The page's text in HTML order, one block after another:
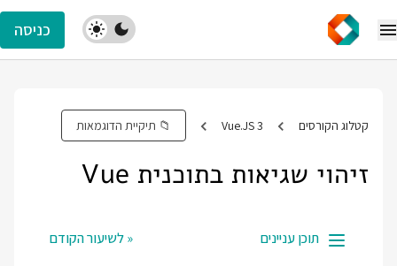
כניסה
קטלוג הקורסים Vue.JS 3 📁 תיקיית הדוגמאות
זיהוי שגיאות בתוכנית Vue
תוכן עניינים « לשיעור הקודם